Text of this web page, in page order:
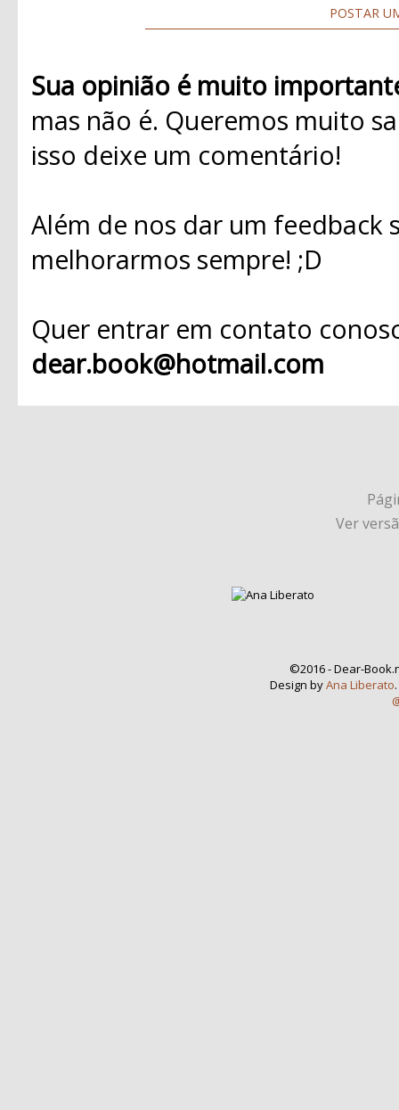
POSTAR
Sua opinião é muito
mas não é. Queremos muito
isso deixe um comentário!
Além de nos dar um
melhorarmos sempre! ;D
Quer entrar em contato
dear.book@hotmail.com
Ver
©2016 - Dear-
Design byAna Liberato